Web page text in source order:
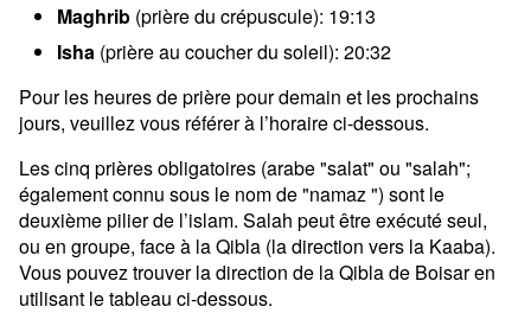
Maghrib (prière du crépuscule): 19:13
Isha (prière au coucher du soleil): 20:32
Pour les heures de prière pour demain et les prochains
jours, veuillez vous référer à l’horaire ci-dessous.
Les cinq prières obligatoires (arabe "salat" ou "salah";
également connu sous le nom de "namaz ") sont le
deuxième pilier de l’islam. Salah peut être exécuté seul,
ou en groupe, face à la Qibla (la direction vers la Kaaba).
Vous pouvez trouver la direction de la Qibla de Boisar en
utilisant le tableau ci-dessous.